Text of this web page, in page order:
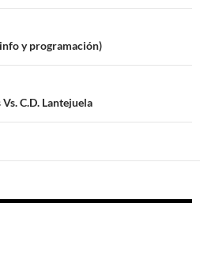
y programación)
C.D. Lantejuela